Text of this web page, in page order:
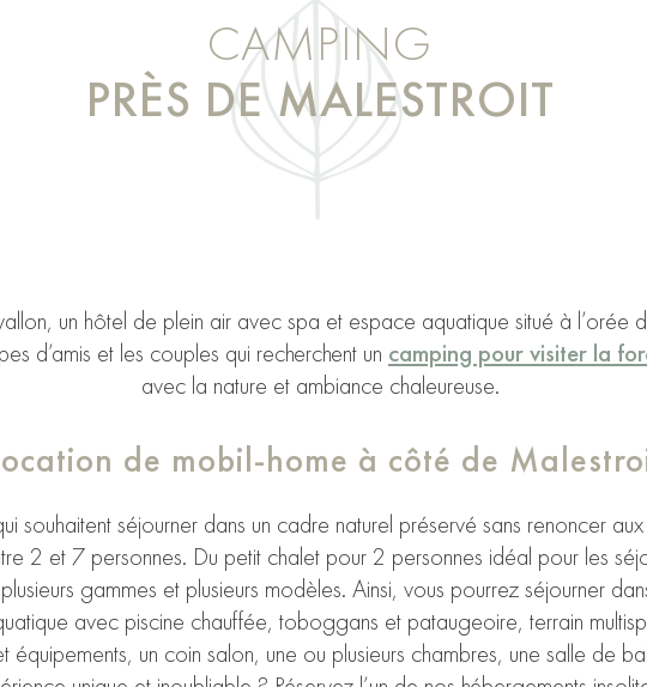
CAMPING
PRÈS DE MALESTROIT
un hôtel de plein air avec spa et espace aquatique situé à
d’amis et les couples qui recherchent un camping pour visiter la
avec la nature et ambiance chaleureuse.
de mobil-home à côté de
souhaitent séjourner dans un cadre naturel préservé sans renoncer
2 et 7 personnes. Du petit chalet pour 2 personnes idéal pour les
gammes et plusieurs modèles. Ainsi, vous pourrez séjourner
avec piscine chauffée, toboggans et pataugeoire, terrain
équipements, un coin salon, une ou plusieurs chambres, une salle de